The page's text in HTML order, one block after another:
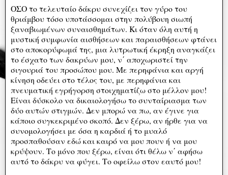
ΟΣΟ το τελευταίο δάκρυ συνεχίζει τον γύρο του
θριάμβου τόσο υποτάσσομαι στην πολύβουη σιωπή
ξαναβιωμένων συναισθημάτων. Κι όταν όλη αυτή η
μυστική συμφωνία αισθήσεων και παραισθήσεων φτάνει
στο αποκορύφωμά της, μια λυτρωτική έκρηξη αναγκάζει
το έσχατο των δακρύων μου, ν΄ αποχωριστεί την
σιγουριά του προσώπου μου. Με περηφάνια και αργή
κίνηση οδεύει στο τέλος του, με περηφάνια και
πνευματική εγρήγορση στοιχηματίζω στο μέλλον μου!
Είναι δύσκολο να δικαιολογήσω το συνταίριασμα των
δύο αυτών στιγμών. Δεν μπορώ να πω, αν έγινε για
κάποιο συγκεκριμένο σκοπό. Δεν ξέρω, αν ήρθε για να
συνομολογήσει με όσα η καρδιά ή το μυαλό
προσπαθούσαν εδώ και καιρό να μου πουν ή να μου
κρύψουν. Το μόνο που ξέρω, είναι ότι θέλω ν΄ αφήσω
αυτό το δάκρυ να φύγει. Το οφείλω στον εαυτό μου!